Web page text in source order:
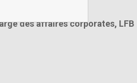
des affaires corporates, LFB